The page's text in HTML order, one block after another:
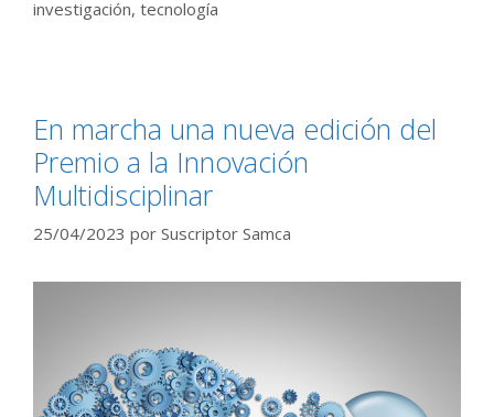
investigación, tecnología
En marcha una nueva edición del
Premio a la Innovación
Multidisciplinar
25/04/2023 por Suscriptor Samca